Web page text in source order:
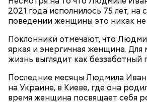
2021 года исполнилось 75 лет, на
поведении женщины это никак
Поклонники отмечают, что
яркая и энергичная женщина. Для
жизнь выглядит как беззаботный
Последние месяцы Людмила
на Украине, в Киеве, где она
время женщина посвящает себя
нужно застыть на месте и не
нельзя ни в коем случае махать
не стоит пытаться «поймать»
потрогать, особенно
После получения предельно
радиации Макеева вывели из 30-
зоны отчуждения, где он до 3 мая
уровень радиационной
автотранспорт.
Молитва Николаю